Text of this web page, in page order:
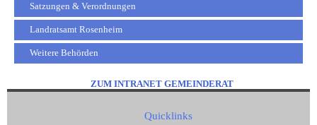
Satzungen & Verordnungen
Landratsamt Rosenheim
Weitere Behörden
ZUM INTRANET GEMEINDERAT
Quicklinks